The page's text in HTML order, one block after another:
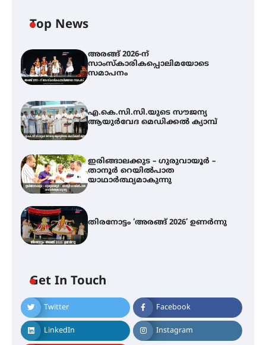
Top News
അരങ്ങ് 2026-ന്
സാംസ്കാരികപ്പൊലിമയോടെ
സമാപനം
എ.കെ.സി.സി.യുടെ സൗജന്യ
ആയുർവേദ മെഡിക്കൽ ക്യാമ്പ്
ഇരിങ്ങാലക്കുട – ഗുരുവായൂർ –
താനൂർ റെയിൽപാത
യാഥാർത്ഥ്യമാകുന്നു
തിരനോട്ടം ‘അരങ്ങ് 2026’ ഉണർന്നു
Get In Touch
Twitter Facebook
LinkedIn Instagram
ഇരിങ്ങാലക്കുട – ഗുരുവായൂർ –
താനൂർ റെയിൽപാത
യാഥാർത്ഥ്യമാകുന്നു